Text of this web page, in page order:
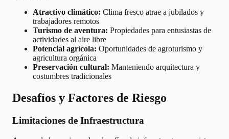
Atractivo climático: Clima fresco atrae a jubilados y
trabajadores remotos
Turismo de aventura: Propiedades para entusiastas de
actividades al aire libre
Potencial agrícola: Oportunidades de agroturismo y
agricultura orgánica
Preservación cultural: Manteniendo arquitectura y
costumbres tradicionales
Desafíos y Factores de Riesgo
Limitaciones de Infraestructura